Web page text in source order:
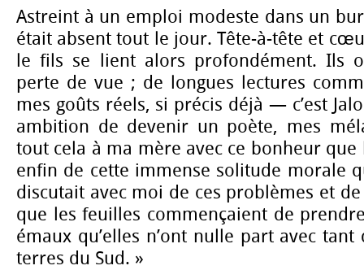
Astreint à un emploi modeste dans un
était absent tout le jour. Tête-à-tête et
le fils se lient alors profondément. Ils
perte de vue ; de longues lectures
mes goûts réels, si précis déjà — c’est
ambition de devenir un poète, mes
tout cela à ma mère avec ce bonheur que
enfin de cette immense solitude morale
discutait avec moi de ces problèmes et
que les feuilles commençaient de
émaux qu’elles n’ont nulle part avec tant
terres du Sud. »